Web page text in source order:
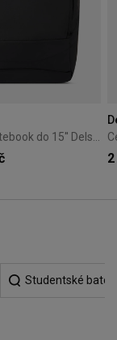
Batoh na notebook do 15'' Delsey Egoa – černý
Studentské